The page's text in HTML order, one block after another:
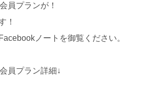
員プランが！
！
ノートを御覧ください。
員プラン詳細↓